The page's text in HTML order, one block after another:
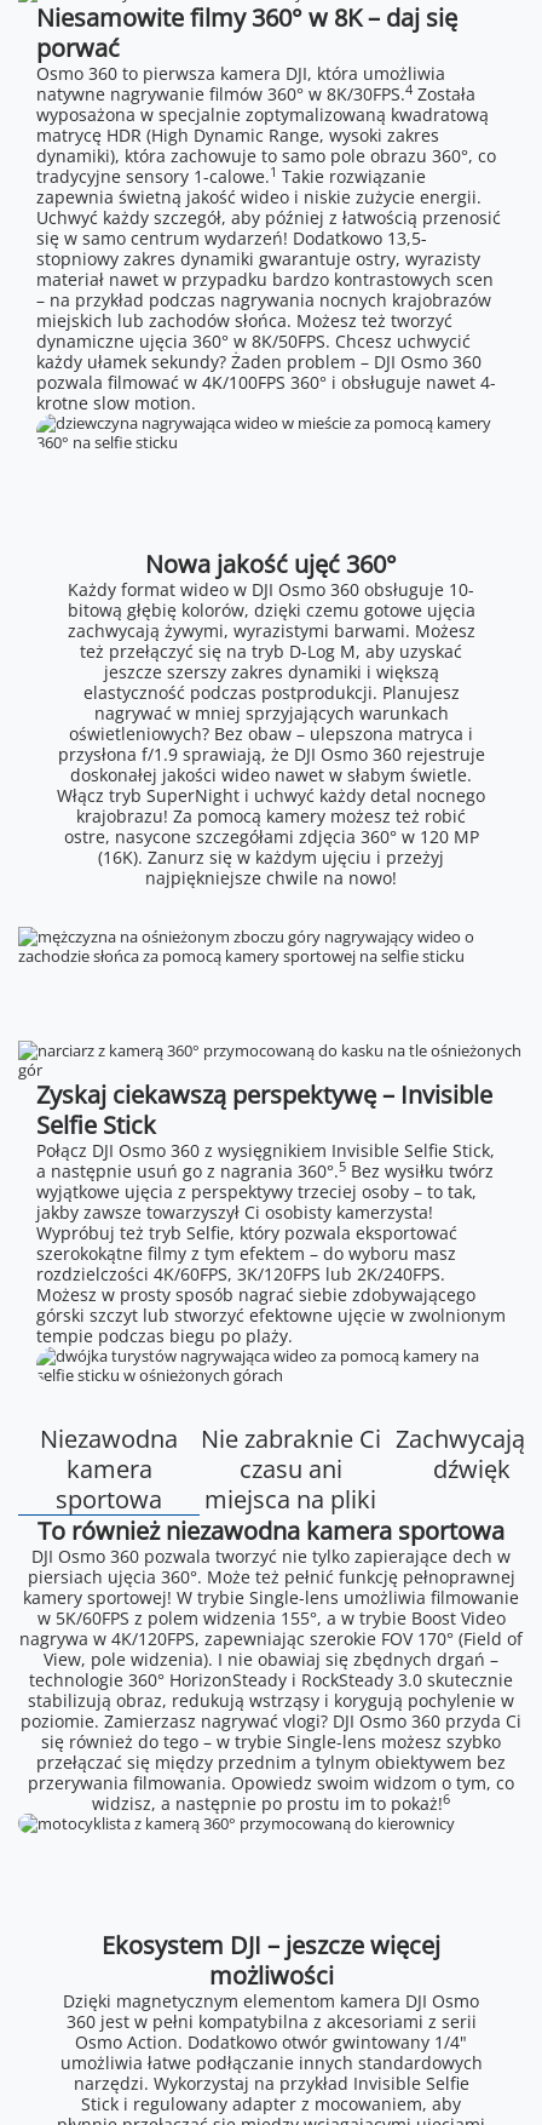
Niesamowite filmy 360° w 8K – daj się
porwać
Osmo 360 to pierwsza kamera DJI, która umożliwia
natywne nagrywanie filmów 360° w 8K/30FPS.4 Została
wyposażona w specjalnie zoptymalizowaną kwadratową
matrycę HDR (High Dynamic Range, wysoki zakres
dynamiki), która zachowuje to samo pole obrazu 360°, co
tradycyjne sensory 1-calowe.1 Takie rozwiązanie
zapewnia świetną jakość wideo i niskie zużycie energii.
Uchwyć każdy szczegół, aby później z łatwością przenosić
się w samo centrum wydarzeń! Dodatkowo 13,5-
stopniowy zakres dynamiki gwarantuje ostry, wyrazisty
materiał nawet w przypadku bardzo kontrastowych scen
– na przykład podczas nagrywania nocnych krajobrazów
miejskich lub zachodów słońca. Możesz też tworzyć
dynamiczne ujęcia 360° w 8K/50FPS. Chcesz uchwycić
każdy ułamek sekundy? Żaden problem – DJI Osmo 360
pozwala filmować w 4K/100FPS 360° i obsługuje nawet 4-
krotne slow motion.
Nowa jakość ujęć 360°
Każdy format wideo w DJI Osmo 360 obsługuje 10-
bitową głębię kolorów, dzięki czemu gotowe ujęcia
zachwycają żywymi, wyrazistymi barwami. Możesz
też przełączyć się na tryb D-Log M, aby uzyskać
jeszcze szerszy zakres dynamiki i większą
elastyczność podczas postprodukcji. Planujesz
nagrywać w mniej sprzyjających warunkach
oświetleniowych? Bez obaw – ulepszona matryca i
przysłona f/1.9 sprawiają, że DJI Osmo 360 rejestruje
doskonałej jakości wideo nawet w słabym świetle.
Włącz tryb SuperNight i uchwyć każdy detal nocnego
krajobrazu! Za pomocą kamery możesz też robić
ostre, nasycone szczegółami zdjęcia 360° w 120 MP
(16K). Zanurz się w każdym ujęciu i przeżyj
najpiękniejsze chwile na nowo!
Zyskaj ciekawszą perspektywę – Invisible
Selfie Stick
Połącz DJI Osmo 360 z wysięgnikiem Invisible Selfie Stick,
a następnie usuń go z nagrania 360°.5 Bez wysiłku twórz
wyjątkowe ujęcia z perspektywy trzeciej osoby – to tak,
jakby zawsze towarzyszył Ci osobisty kamerzysta!
Wypróbuj też tryb Selfie, który pozwala eksportować
szerokokątne filmy z tym efektem – do wyboru masz
rozdzielczości 4K/60FPS, 3K/120FPS lub 2K/240FPS.
Możesz w prosty sposób nagrać siebie zdobywającego
górski szczyt lub stworzyć efektowne ujęcie w zwolnionym
tempie podczas biegu po plaży.
Niezawodna
kamera
sportowa
Nie zabraknie Ci
czasu ani
miejsca na pliki
dźwięk
To również niezawodna kamera sportowa
DJI Osmo 360 pozwala tworzyć nie tylko zapierające dech w
piersiach ujęcia 360°. Może też pełnić funkcję pełnoprawnej
kamery sportowej! W trybie Single-lens umożliwia filmowanie
w 5K/60FPS z polem widzenia 155°, a w trybie Boost Video
nagrywa w 4K/120FPS, zapewniając szerokie FOV 170° (Field of
View, pole widzenia). I nie obawiaj się zbędnych drgań –
technologie 360° HorizonSteady i RockSteady 3.0 skutecznie
stabilizują obraz, redukują wstrząsy i korygują pochylenie w
poziomie. Zamierzasz nagrywać vlogi? DJI Osmo 360 przyda Ci
się również do tego – w trybie Single-lens możesz szybko
przełączać się między przednim a tylnym obiektywem bez
przerywania filmowania. Opowiedz swoim widzom o tym, co
widzisz, a następnie po prostu im to pokaż!6
Ekosystem DJI – jeszcze więcej
możliwości
Dzięki magnetycznym elementom kamera DJI Osmo
360 jest w pełni kompatybilna z akcesoriami z serii
Osmo Action. Dodatkowo otwór gwintowany 1/4"
umożliwia łatwe podłączanie innych standardowych
narzędzi. Wykorzystaj na przykład Invisible Selfie
Stick i regulowany adapter z mocowaniem, aby